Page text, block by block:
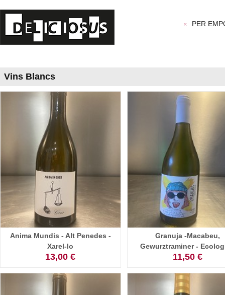
PER
Vins Blancs
Anima Mundis - Alt Penedes -
Xarel-lo
13,00 €
Granuja -Macabeu,
Gewurztraminer -
11,50 €